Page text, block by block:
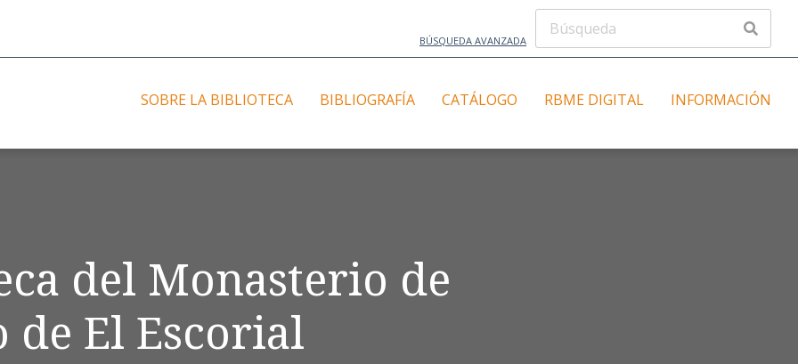
BÚSQUEDA AVANZADA
SOBRE LA BIBLIOTECA BIBLIOGRAFÍA CATÁLOGO RBME DIGITAL INFORMACIÓN
del Monasterio de
de El Escorial